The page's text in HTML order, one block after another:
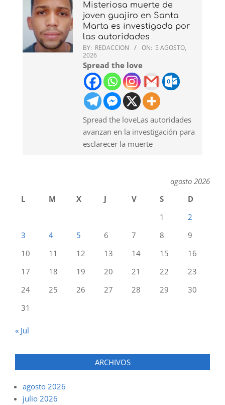
Misteriosa muerte de
joven guajiro en Santa
Marta es investigada por
las autoridades
BY: REDACCION ON: 5 AGOSTO,
2026
Spread the love
Spread the loveLas autoridades
avanzan en la investigación para
esclarecer la muerte
agosto 2026
L
M X J V S
D
1
2
3
4 5 6 7 8
9
10
11 12 13 14 15
16
17
18 19 20 21 22
23
24
25 26 27 28 29
30
31
« Jul
ARCHIVOS
agosto 2026
julio 2026